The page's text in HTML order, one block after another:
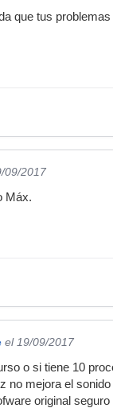
que tus
09/2017
Máx.
el 19/09/2017
o si tiene 10
no mejora el
original